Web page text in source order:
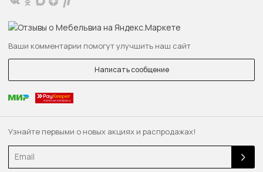
Узнайте первыми о новых акциях и распродажах!
Ваши комментарии помогут улучшить наш сайт
Написать сообщение